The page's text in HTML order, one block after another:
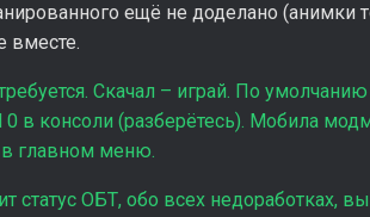
ещё не доделано (анимки
вместе.
Скачал – играй. По
в консоли (разберётесь). Мобила
главном меню.
статус ОБТ, обо всех недоработках,